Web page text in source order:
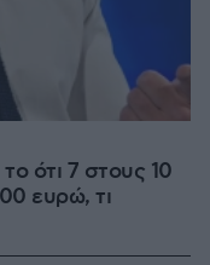
ότι 7 στους 10
ευρώ, τι